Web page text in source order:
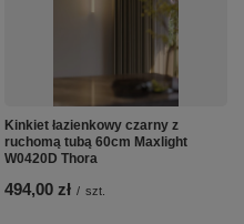
Kinkiet łazienkowy czarny z
ruchomą tubą 60cm Maxlight
W0420D Thora
494,00 zł / szt.